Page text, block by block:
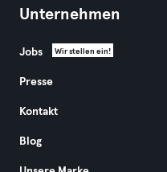
Unternehmen
Jobs Wir stellen ein!
Presse
Kontakt
Blog